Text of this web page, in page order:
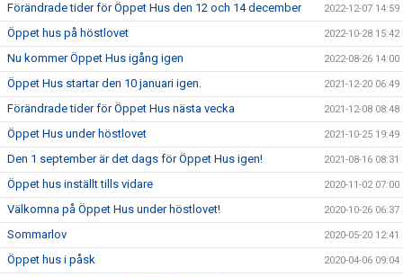
Förändrade tider för Öppet Hus den 12 och 14 december 2022-12-07 14:59
Öppet hus på höstlovet 2022-10-28 15:42
Nu kommer Öppet Hus igång igen 2022-08-26 14:00
Öppet Hus startar den 10 januari igen. 2021-12-20 06:49
Förändrade tider för Öppet Hus nästa vecka 2021-12-08 08:48
Öppet Hus under höstlovet 2021-10-25 19:49
Den 1 september är det dags för Öppet Hus igen! 2021-08-16 08:31
Öppet hus inställt tills vidare 2020-11-02 07:00
Välkomna på Öppet Hus under höstlovet! 2020-10-26 06:37
Sommarlov 2020-05-20 12:41
Öppet hus i påsk 2020-04-06 09:04